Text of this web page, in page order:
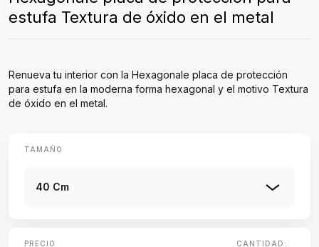
estufa Textura de óxido en el metal
Renueva tu interior con la Hexagonale placa de protección
para estufa en la moderna forma hexagonal y el motivo Textura
de óxido en el metal.
TAMAÑO
40 Cm
PRECIO CANTIDAD: